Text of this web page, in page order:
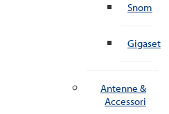
Snom
Gigaset
Antenne &
Accessori